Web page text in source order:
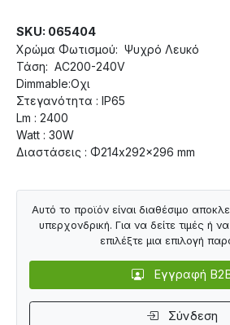
SKU: 065404
Χρώμα Φωτισμού: Ψυχρό Λευκό
Τάση: AC200-240V
Dimmable:Οχι
Στεγανότητα : IP65
Lm : 2400
Watt : 30W
Διαστάσεις : Φ214x292x296 mm
Αυτό το προϊόν είναι διαθέσιμο
υπερχονδρική. Για να δείτε τιμές ή
επιλέξτε μια επιλογή
Εγγραφή
Σύνδεση